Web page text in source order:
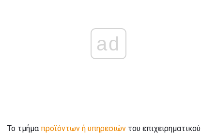
ad
Το τμήμα προϊόντων ή υπηρεσιών του επιχειρηματικού